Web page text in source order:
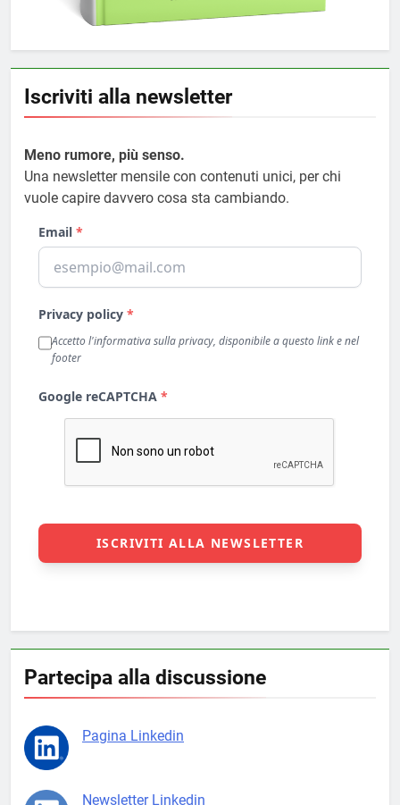
Iscriviti alla newsletter
Meno rumore, più senso.
Una newsletter mensile con contenuti unici, per chi
vuole capire davvero cosa sta cambiando.
Partecipa alla discussione
Pagina Linkedin
Newsletter Linkedin